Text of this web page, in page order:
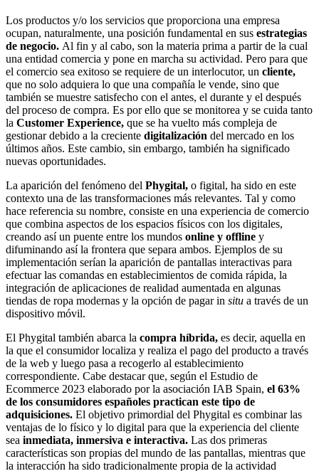
Los productos y/o los servicios que proporciona una empresa
ocupan, naturalmente, una posición fundamental en sus estrategias
de negocio. Al fin y al cabo, son la materia prima a partir de la cual
una entidad comercia y pone en marcha su actividad. Pero para que
el comercio sea exitoso se requiere de un interlocutor, un cliente,
que no solo adquiera lo que una compañía le vende, sino que
también se muestre satisfecho con el antes, el durante y el después
del proceso de compra. Es por ello que se monitorea y se cuida tanto
la Customer Experience, que se ha vuelto más compleja de
gestionar debido a la creciente digitalización del mercado en los
últimos años. Este cambio, sin embargo, también ha significado
nuevas oportunidades.
La aparición del fenómeno del Phygital, o figital, ha sido en este
contexto una de las transformaciones más relevantes. Tal y como
hace referencia su nombre, consiste en una experiencia de comercio
que combina aspectos de los espacios físicos con los digitales,
creando así un puente entre los mundos online y offline y
difuminando así la frontera que separa ambos. Ejemplos de su
implementación serían la aparición de pantallas interactivas para
efectuar las comandas en establecimientos de comida rápida, la
integración de aplicaciones de realidad aumentada en algunas
tiendas de ropa modernas y la opción de pagar in situ a través de un
dispositivo móvil.
El Phygital también abarca la compra híbrida, es decir, aquella en
la que el consumidor localiza y realiza el pago del producto a través
de la web y luego pasa a recogerlo al establecimiento
correspondiente. Cabe destacar que, según el Estudio de
Ecommerce 2023 elaborado por la asociación IAB Spain, el 63%
de los consumidores españoles practican este tipo de
adquisiciones. El objetivo primordial del Phygital es combinar las
ventajas de lo físico y lo digital para que la experiencia del cliente
sea inmediata, inmersiva e interactiva. Las dos primeras
características son propias del mundo de las pantallas, mientras que
la interacción ha sido tradicionalmente propia de la actividad